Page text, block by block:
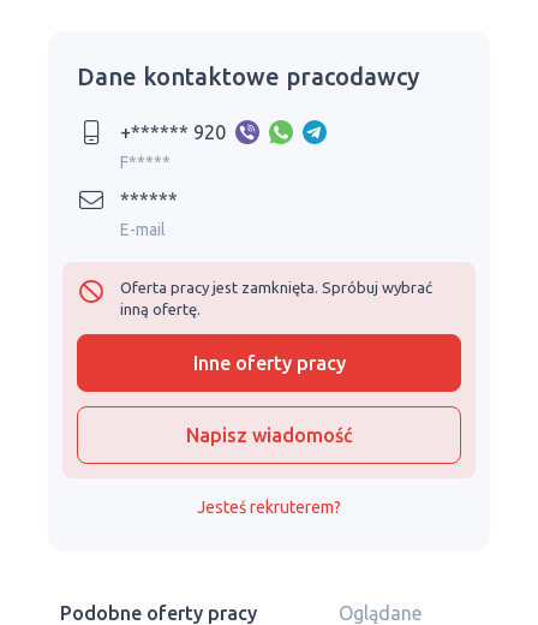
Dane kontaktowe pracodawcy
+****** 920
F*****
******
E-mail
Oferta pracy jest zamknięta. Spróbuj wybrać
inną ofertę.
Inne oferty pracy
Napisz wiadomość
Jesteś rekruterem?
Podobne oferty pracy Oglądane